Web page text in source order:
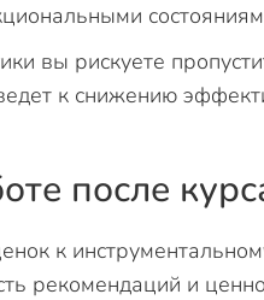
вы рискуете
к снижению
после
к
рекомендаций и